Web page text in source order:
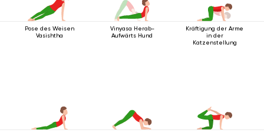
Pose des Weisen
Vasishtha
Vinyasa Herab-
Aufwärts Hund
Kräftigung der Arme
in der
Katzenstellung